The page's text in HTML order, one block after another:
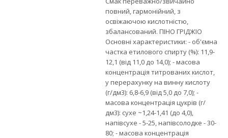
повний, гармонійний, з
освіжаючою кислотністю,
збалансований. ПІНО ГРІДЖІО
Основні характеристики: - об'ємна
частка етилового спирту (%): 11,9-
12,1 (від 11,0 до 14,0); - масова
концентрація титрованих кислот,
у перерахунку на винну кислоту
(г/дм3): 6,8-6,9 (від 5,0 до 7,0); -
масова концентрація цукрів (г/
дм3): сухе ~1,24-1,41 (до 4,0),
напівсухе - 5-25, напівсолодке - 30-
80; - масова концентрація